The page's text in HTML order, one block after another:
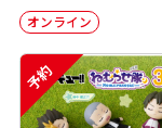
オンライン
予約